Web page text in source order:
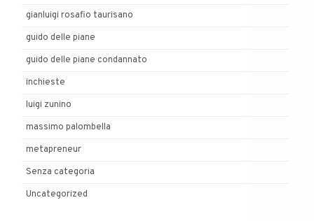
gianluigi rosafio taurisano
guido delle piane
guido delle piane condannato
inchieste
luigi zunino
massimo palombella
metapreneur
Senza categoria
Uncategorized